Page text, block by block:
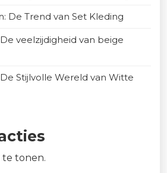
De Trend van Set Kleding
veelzijdigheid van beige
Stijlvolle Wereld van Witte
te tonen.